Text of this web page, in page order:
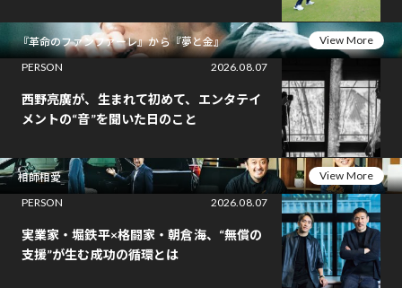
『革命のファンファーレ』から『夢と金』
View More
PERSON
2026.08.07
西野亮廣が、生まれて初めて、エンタテイ
メントの“音”を聞いた日のこと
相師相愛
View More
PERSON
2026.08.07
実業家・堀鉄平×格闘家・朝倉海、“無償の
支援”が生む成功の循環とは